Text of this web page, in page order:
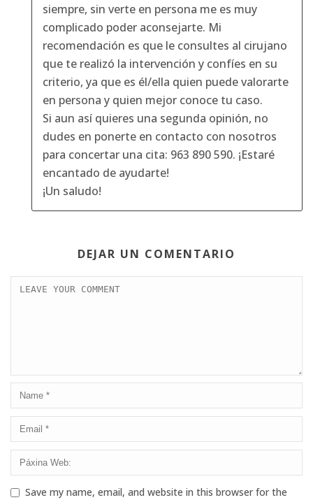
siempre, sin verte en persona me es muy
complicado poder aconsejarte. Mi
recomendación es que le consultes al cirujano
que te realizó la intervención y confíes en su
criterio, ya que es él/ella quien puede valorarte
en persona y quien mejor conoce tu caso.
Si aun así quieres una segunda opinión, no
dudes en ponerte en contacto con nosotros
para concertar una cita: 963 890 590. ¡Estaré
encantado de ayudarte!
¡Un saludo!
DEJAR UN COMENTARIO
Save my name, email, and website in this browser for the